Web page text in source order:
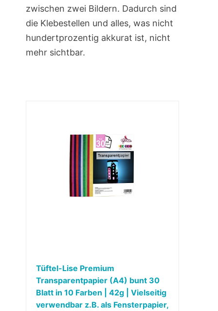
zwischen zwei Bildern. Dadurch sind
die Klebestellen und alles, was nicht
hundertprozentig akkurat ist, nicht
mehr sichtbar.
Tüftel-Lise Premium
Transparentpapier (A4) bunt 30
Blatt in 10 Farben | 42g | Vielseitig
verwendbar z.B. als Fensterpapier,